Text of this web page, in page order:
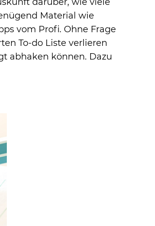
Material wie
vom Profi. Ohne Frage
To-do Liste verlieren
abhaken können. Dazu